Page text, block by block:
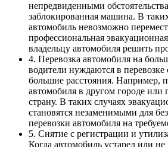
непредвиденными
заблокированная машина. В
автомобиль невозможно
профессиональная
владельцу автомобиля решить
4. Перевозка автомобиля на
водители нуждаются в перевозке
большие расстояния. Например,
автомобиля в другом городе или
страну. В таких случаях
становятся незаменимыми для
перевозки автомобиля на
5. Снятие с регистрации и
Когда автомобиль устарел или